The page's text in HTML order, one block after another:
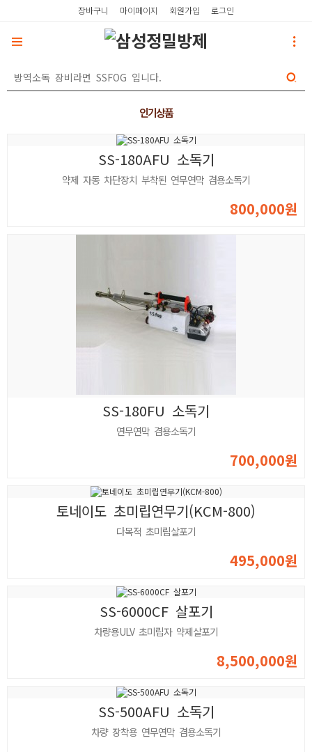
장바구니 마이페이지 회원가입 로그인
인기상품
SS-180AFU 소독기
약제 자동 차단장치 부착된 연무연막 겸용소독기
800,000원
SS-180FU 소독기
연무연막 겸용소독기
700,000원
토네이도 초미립연무기(KCM-800)
다목적 초미립살포기
495,000원
SS-6000CF 살포기
차량용ULV 초미립자 약제살포기
8,500,000원
SS-500AFU 소독기
차량 장착용 연무연막 겸용소독기